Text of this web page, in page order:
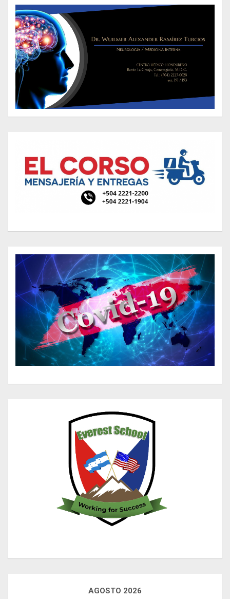
AGOSTO 2026